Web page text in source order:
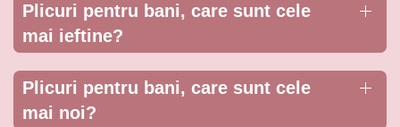
Plicuri pentru bani, care sunt cele
mai ieftine?
Plicuri pentru bani, care sunt cele
mai noi?